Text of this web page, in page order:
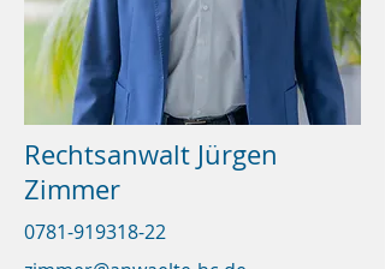
Rechtsanwalt Jürgen
Zimmer
0781-919318-22